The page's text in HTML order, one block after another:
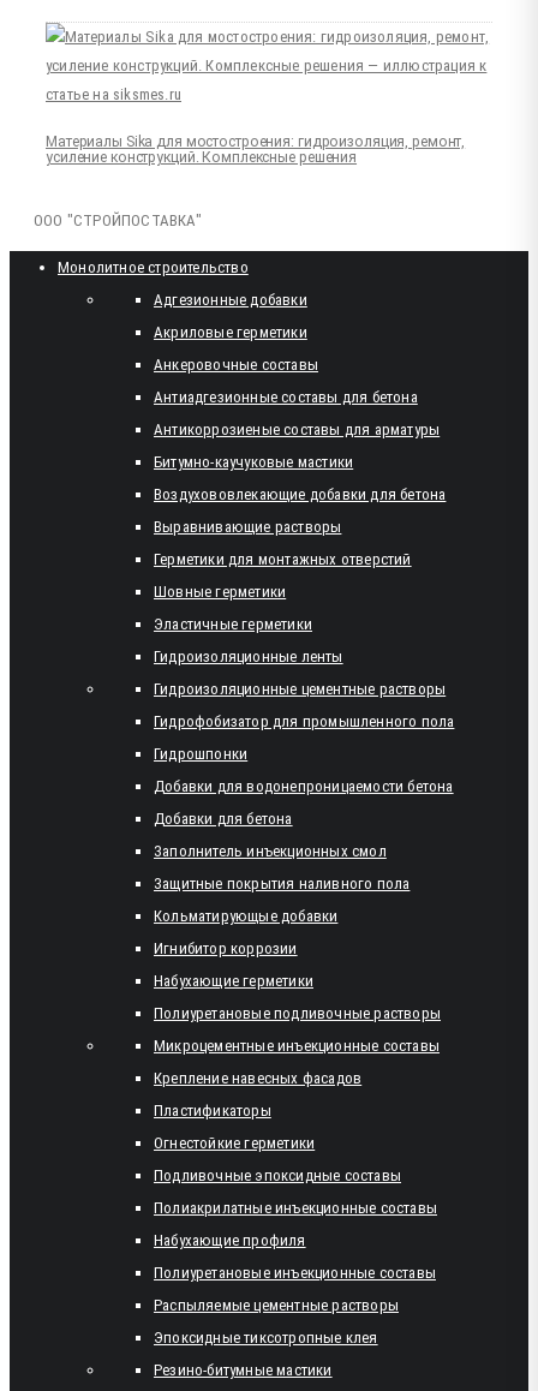
Материалы Sika для мостостроения: гидроизоляция, ремонт,
усиление конструкций. Комплексные решения
ООО "СТРОЙПОСТАВКА"
Монолитное строительство
Адгезионные добавки
Акриловые герметики
Анкеровочные составы
Антиадгезионные составы для бетона
Антикоррозиеные составы для арматуры
Битумно-каучуковые мастики
Воздухововлекающие добавки для бетона
Выравнивающие растворы
Герметики для монтажных отверстий
Шовные герметики
Эластичные герметики
Гидроизоляционные ленты
Гидроизоляционные цементные растворы
Гидрофобизатор для промышленного пола
Гидрошпонки
Добавки для водонепроницаемости бетона
Добавки для бетона
Заполнитель инъекционных смол
Защитные покрытия наливного пола
Кольматирующые добавки
Игнибитор коррозии
Набухающие герметики
Полиуретановые подливочные растворы
Микроцементные инъекционные составы
Крепление навесных фасадов
Пластификаторы
Огнестойкие герметики
Подливочные эпоксидные составы
Полиакрилатные инъекционные составы
Набухающие профиля
Полиуретановые инъекционные составы
Распыляемые цементные растворы
Эпоксидные тиксотропные клея
Резино-битумные мастики